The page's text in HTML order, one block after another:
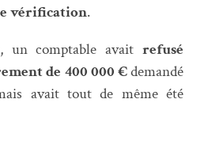
vérification.
un comptable avaitrefusé
de 400 000 €demandé
avait tout de même été